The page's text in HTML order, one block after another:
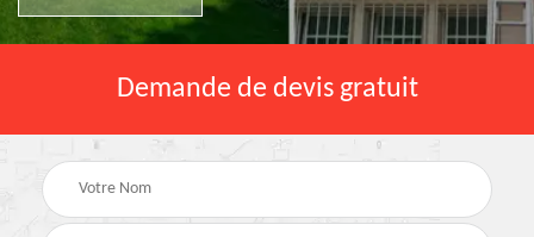
Demande de devis gratuit